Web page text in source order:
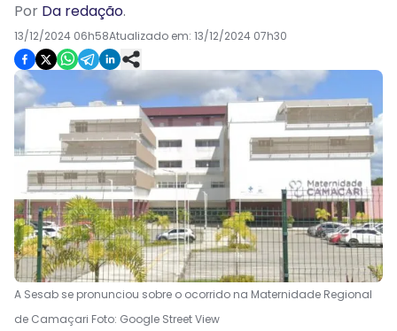
Por Da redação.
13/12/2024 06h58Atualizado em: 13/12/2024 07h30
A Sesab se pronunciou sobre o ocorrido na Maternidade Regional
de Camaçari Foto: Google Street View